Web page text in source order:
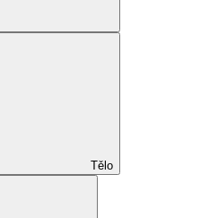
Tělo